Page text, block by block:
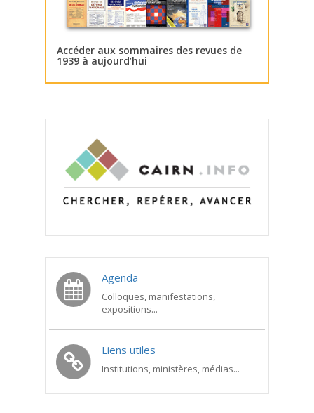
Accéder aux sommaires des revues de
1939 à aujourd’hui
Agenda
Colloques, manifestations,
expositions...
Liens utiles
Institutions, ministères, médias...